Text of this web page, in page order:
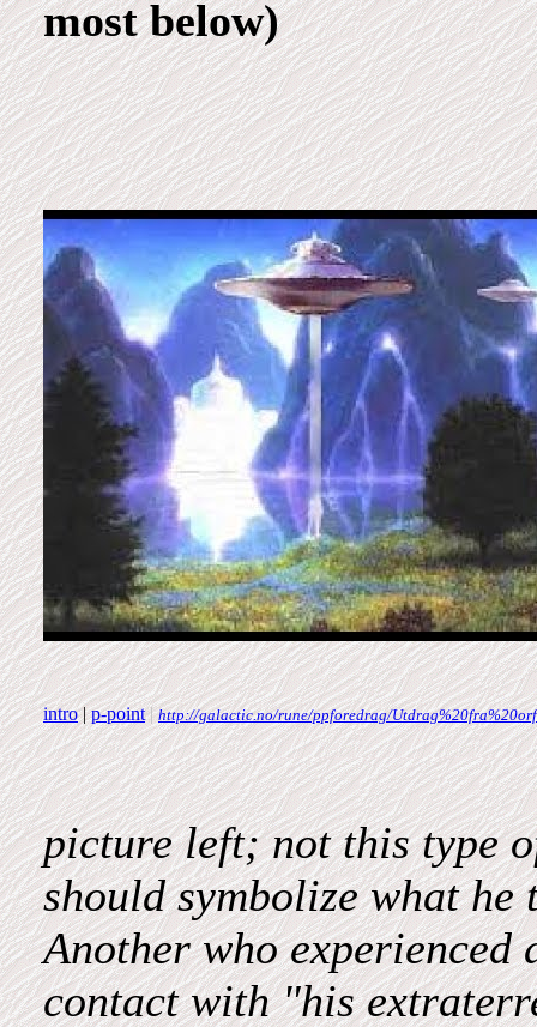
most below)
intro|p-point|http://galactic.no/rune/ppforedrag/
picture left; not this type
should symbolize what
Another who
contact with "his